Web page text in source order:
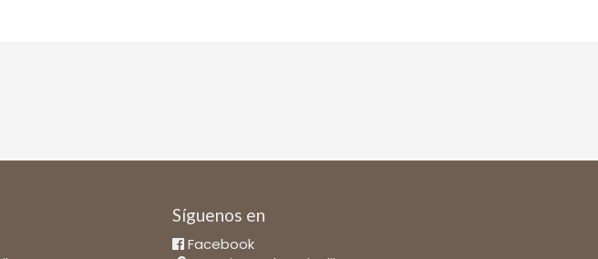
Síguenos en
Facebook